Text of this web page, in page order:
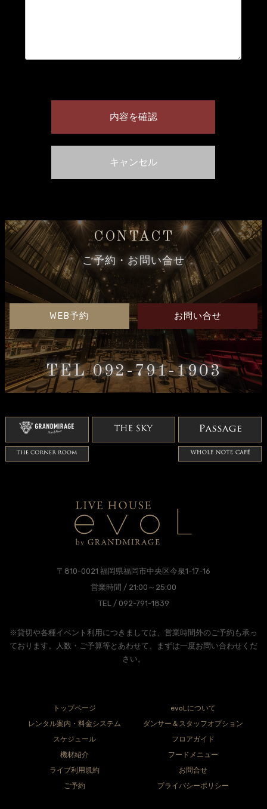
CONTACT
ご予約・お問い合せ
WEB予約 お問い合せ
TEL 092-791-1903
〒810-0021 福岡県福岡市中央区今泉1-17-16
営業時間 / 21:00～25:00
TEL / 092-791-1839
※貸切や各種イベント利用につきましては、営業時間外のご予約も承っ
ております。人数・ご予算等とあわせて、まずは一度お問い合わせくだ
さい。
トップページ
evoLについて
レンタル案内・料金システム
ダンサー＆スタッフオプション
スケジュール
フロアガイド
機材紹介
フードメニュー
ライブ利用規約
お問合せ
ご予約
プライバシーポリシー